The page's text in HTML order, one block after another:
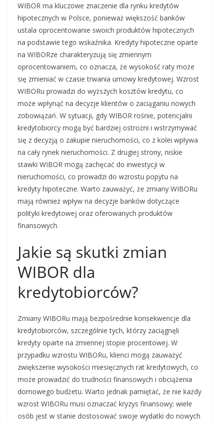
WIBOR ma kluczowe znaczenie dla rynku kredytów
hipotecznych w Polsce, ponieważ większość banków
ustala oprocentowanie swoich produktów hipotecznych
na podstawie tego wskaźnika. Kredyty hipoteczne oparte
na WIBORze charakteryzują się zmiennym
oprocentowaniem, co oznacza, że wysokość raty może
się zmieniać w czasie trwania umowy kredytowej. Wzrost
WIBORu prowadzi do wyższych kosztów kredytu, co
może wpłynąć na decyzje klientów o zaciąganiu nowych
zobowiązań. W sytuacji, gdy WIBOR rośnie, potencjalni
kredytobiorcy mogą być bardziej ostrożni i wstrzymywać
się z decyzją o zakupie nieruchomości, co z kolei wpływa
na cały rynek nieruchomości. Z drugiej strony, niskie
stawki WIBOR mogą zachęcać do inwestycji w
nieruchomości, co prowadzi do wzrostu popytu na
kredyty hipoteczne. Warto zauważyć, że zmiany WIBORu
mają również wpływ na decyzje banków dotyczące
polityki kredytowej oraz oferowanych produktów
finansowych.
Jakie są skutki zmian
WIBOR dla
kredytobiorców?
Zmiany WIBORu mają bezpośrednie konsekwencje dla
kredytobiorców, szczególnie tych, którzy zaciągnęli
kredyty oparte na zmiennej stopie procentowej. W
przypadku wzrostu WIBORu, klienci mogą zauważyć
zwiększenie wysokości miesięcznych rat kredytowych, co
może prowadzić do trudności finansowych i obciążenia
domowego budżetu. Warto jednak pamiętać, że nie każdy
wzrost WIBORu musi oznaczać kryzys finansowy; wiele
osób jest w stanie dostosować swoje wydatki do nowych